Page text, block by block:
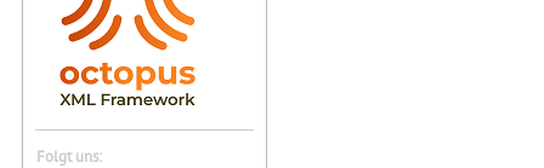
Folgt uns: